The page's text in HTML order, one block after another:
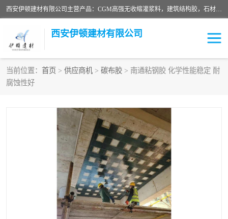
西安伊顿建材有限公司主营产品：CGM高强无收缩灌浆料，建筑结构胶，石材粘合剂，柔性防水材料，环氧修补砂浆等在各个行业得到了客户认可。
西安伊顿建材有限公司
当前位置： 首页 > 供应商机 > 碳布胶 > 南通粘钢胶 化学性能稳定 耐
腐蚀性好
灌浆料
修补砂浆
水泥路面修补材料
沥青冷补料
高延性混凝土 速凝剂
金刚砂